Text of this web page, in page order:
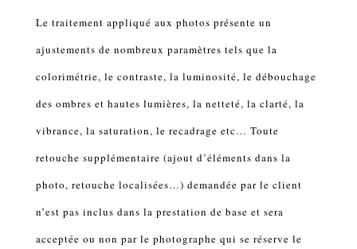
Le traitement appliqué aux photos présente un
ajustements de nombreux paramètres tels que la
colorimétrie, le contraste, la luminosité, le débouchage
des ombres et hautes lumières, la netteté, la clarté, la
vibrance, la saturation, le recadrage etc… Toute
retouche supplémentaire (ajout d’éléments dans la
photo, retouche localisées…) demandée par le client
n’est pas inclus dans la prestation de base et sera
acceptée ou non par le photographe qui se réserve le